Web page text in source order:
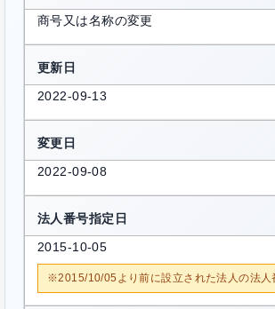
商号又は名称の変更
更新日
2022-09-13
変更日
2022-09-08
法人番号指定日
2015-10-05
※2015/10/05より前に設立された法人の法